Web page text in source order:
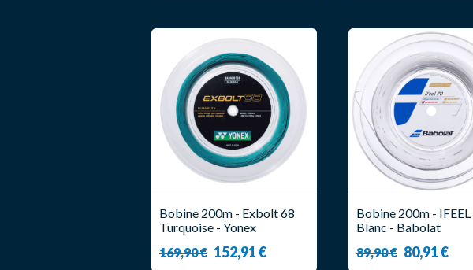
Bobine 200m - Exbolt 68
Turquoise - Yonex
169,90 € 152,91 €
Bobine 200m -
Blanc - Babolat
89,90 € 80,91 €